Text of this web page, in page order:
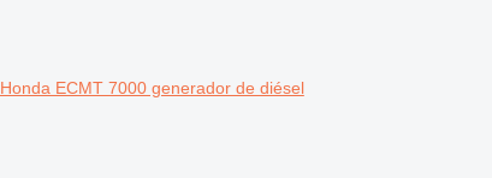
Honda ECMT 7000 generador de diésel